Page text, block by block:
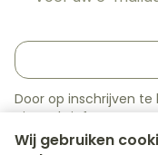
Wij gebruiken
Door op inschrijven te
nieuwsbrief en gaat